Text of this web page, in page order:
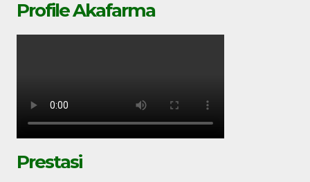
Profile Akafarma
Prestasi